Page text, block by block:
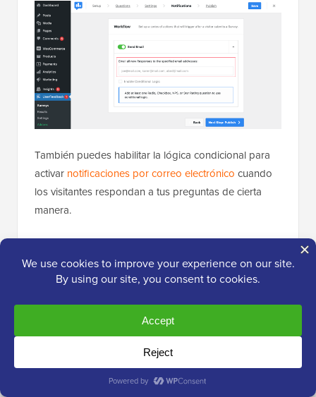
También puedes habilitar la lógica condicional para
activar notificaciones por correo electrónico cuando
los visitantes respondan a tus preguntas de cierta
manera.
correo electrónico si el usuario marca una casilla
etiquetada como '¿Quieres que te llamemos?'
Para que esto funcione, su encuesta debe contener al
menos una pregunta con una opción de radio, casilla
o calificación con estrellas.
Una encuesta NPS es una buena manera de obtener